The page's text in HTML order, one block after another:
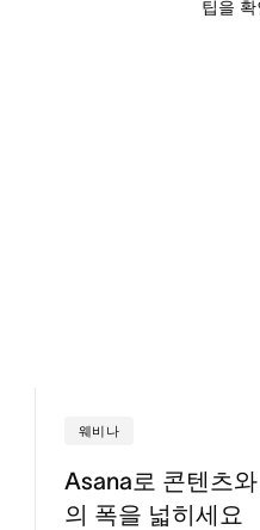
팁을
웨비나
Asana로 콘텐츠
의 폭을 넓히세요